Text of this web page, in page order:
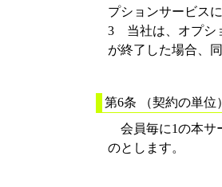
プションサービス
3 当社は、オプシ
が終了した場合、
第6条 （契約の単位）
会員毎に1の本サ
のとします。